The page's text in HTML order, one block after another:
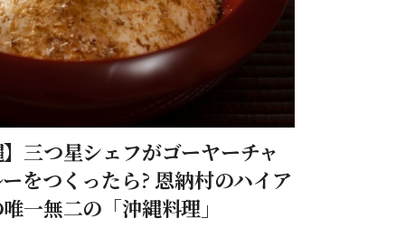
三つ星シェフがゴーヤーチャ
をつくったら? 恩納村のハイア
一無二の「沖縄料理」